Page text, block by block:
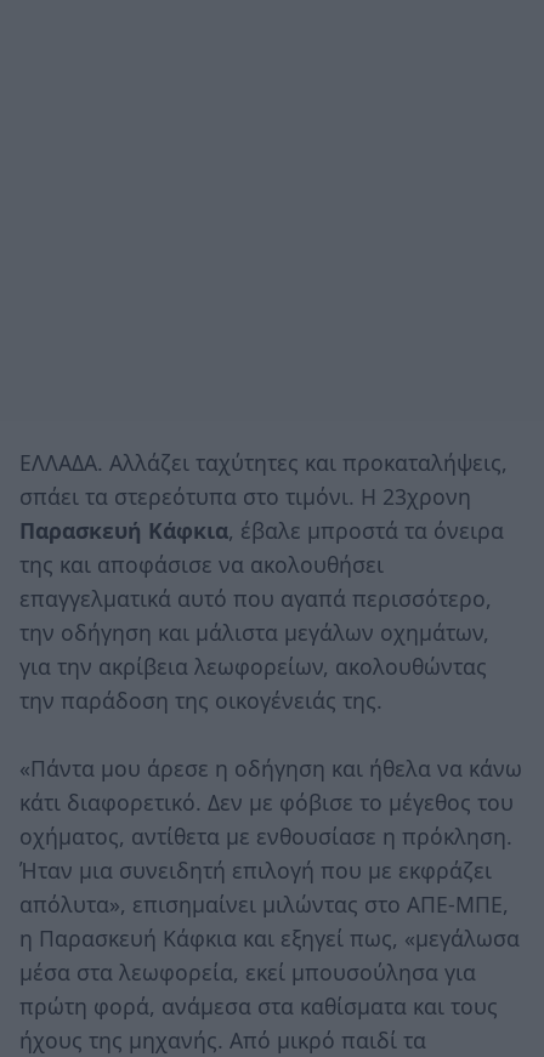
ΕΛΛΑΔΑ. Αλλάζει ταχύτητες και προκαταλήψεις,
σπάει τα στερεότυπα στο τιμόνι. Η 23χρονη
Παρασκευή Κάφκια, έβαλε μπροστά τα όνειρα
της και αποφάσισε να ακολουθήσει
επαγγελματικά αυτό που αγαπά περισσότερο,
την οδήγηση και μάλιστα μεγάλων οχημάτων,
για την ακρίβεια λεωφορείων, ακολουθώντας
την παράδοση της οικογένειάς της.
«Πάντα μου άρεσε η οδήγηση και ήθελα να κάνω
κάτι διαφορετικό. Δεν με φόβισε το μέγεθος του
οχήματος, αντίθετα με ενθουσίασε η πρόκληση.
Ήταν μια συνειδητή επιλογή που με εκφράζει
απόλυτα», επισημαίνει μιλώντας στο ΑΠΕ-ΜΠΕ,
η Παρασκευή Κάφκια και εξηγεί πως, «μεγάλωσα
μέσα στα λεωφορεία, εκεί μπουσούλησα για
πρώτη φορά, ανάμεσα στα καθίσματα και τους
ήχους της μηχανής. Από μικρό παιδί τα